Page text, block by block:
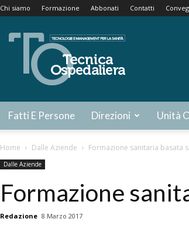
Chi siamo Formazione Abbonati Contatti
Tecnica
Ospedaliera
Fatti E Persone Direzioni Unità
Home Dalle Aziende Formazione sanitaria basata
Dalle Aziende
Formazione
Redazione 8 Marzo 2017